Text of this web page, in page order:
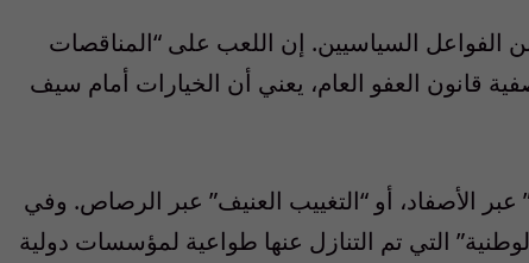
الفواعل السياسيين. إن اللعب على “المناقصات
قانون العفو العام، يعني أن الخيارات أمام سيف
عبر الأصفاد، أو “التغييب العنيف” عبر الرصاص. وفي
” التي تم التنازل عنها طواعية لمؤسسات دولية